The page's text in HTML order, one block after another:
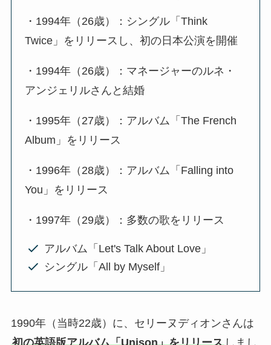
・1994年（26歳）：シングル「Think
Twice」をリリースし、初の日本公演を開催
・1994年（26歳）：マネージャーのルネ・
アンジェリルさんと結婚
・1995年（27歳）：アルバム「The French
Album」をリリース
・1996年（28歳）：アルバム「Falling into
You」をリリース
・1997年（29歳）：多数の歌をリリース
アルバム「Let's Talk About Love」
シングル「All by Myself」
1990年（当時22歳）に、セリーヌディオンさんは
初の英語版アルバム「Unison」をリリースしまし